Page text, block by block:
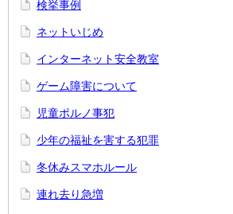
検挙事例
ネットいじめ
インターネット安全教室
ゲーム障害について
児童ポルノ事犯
少年の福祉を害する犯罪
冬休みスマホルール
連れ去り急増